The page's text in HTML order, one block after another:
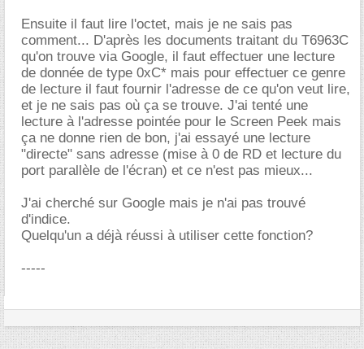
Ensuite il faut lire l'octet, mais je ne sais pas
comment... D'après les documents traitant du T6963C
qu'on trouve via Google, il faut effectuer une lecture
de donnée de type 0xC* mais pour effectuer ce genre
de lecture il faut fournir l'adresse de ce qu'on veut lire,
et je ne sais pas où ça se trouve. J'ai tenté une
lecture à l'adresse pointée pour le Screen Peek mais
ça ne donne rien de bon, j'ai essayé une lecture
"directe" sans adresse (mise à 0 de RD et lecture du
port parallèle de l'écran) et ce n'est pas mieux...
J'ai cherché sur Google mais je n'ai pas trouvé
d'indice.
Quelqu'un a déjà réussi à utiliser cette fonction?
-----